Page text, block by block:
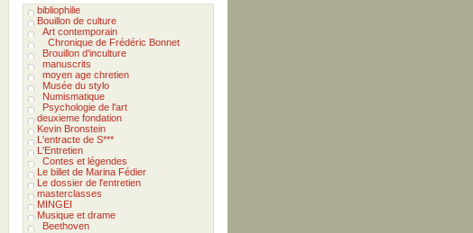
bibliophilie
Bouillon de culture
Art contemporain
Chronique de Frédéric Bonnet
Brouillon d'inculture
manuscrits
moyen age chretien
Musée du stylo
Numismatique
Psychologie de l'art
deuxieme fondation
Kevin Bronstein
L'entracte de S***
L'Entretien
Contes et légendes
Le billet de Marina Fédier
Le dossier de l'entretien
masterclasses
MINGEI
Musique et drame
Beethoven